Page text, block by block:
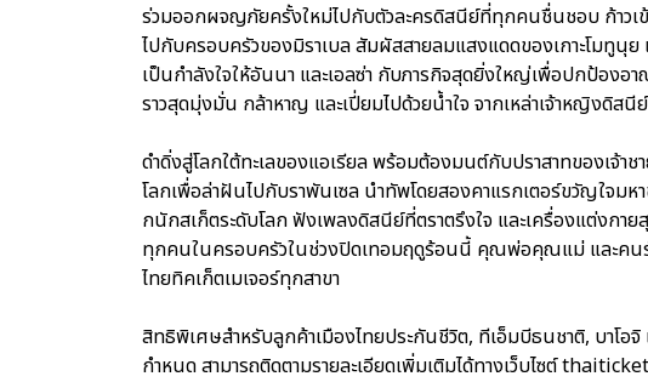
ร่วมออกผจญภัยครั้งใหม่ไปกับตัวละครดิสนีย์ที่ทุกคนชื่นชอบ ก้าวเ
ไปกับครอบครัวของมิราเบล สัมผัสสายลมแสงแดดของเกาะโมทูนุ
เป็นกำลังใจให้อันนา และเอลซ่า กับภารกิจสุดยิ่งใหญ่เพื่อปกป้อง
ราวสุดมุ่งมั่น กล้าหาญ และเปี่ยมไปด้วยน้ำใจ จากเหล่าเจ้าหญิงดิส
ดำดิ่งสู่โลกใต้ทะเลของแอเรียล พร้อมต้องมนต์กับปราสาทของเจ้า
โลกเพื่อล่าฝันไปกับราพันเซล นำทัพโดยสองคาแรกเตอร์ขวัญใจมห
กนักสเก็ตระดับโลก ฟังเพลงดิสนีย์ที่ตราตรึงใจ และเครื่องแต่งกา
ทุกคนในครอบครัวในช่วงปิดเทอมฤดูร้อนนี้ คุณพ่อคุณแม่ และคน
ไทยทิคเก็ตเมเจอร์ทุกสาขา
สิทธิพิเศษสำหรับลูกค้าเมืองไทยประกันชีวิต, ทีเอ็มบีธนชาติ, บาโอ
กำหนด สามารถติดตามรายละเอียดเพิ่มเติมได้ทางเว็บไซต์